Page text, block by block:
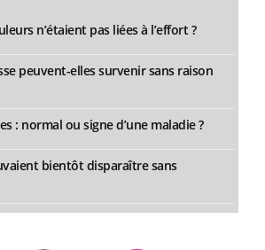
n’étaient pas liées à l’effort ?
peuvent-elles survenir sans raison
: normal ou signe d’une maladie ?
bientôt disparaître sans